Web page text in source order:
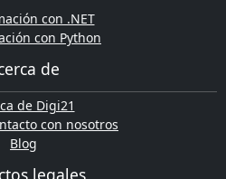
con .NET
con Python
de
de Digi21
con nosotros
Blog
legales